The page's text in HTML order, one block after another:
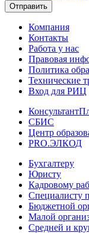
Отправить
Компания
Контакты
Работа у нас
Правовая
Политика
Технические
Вход для РИЦ
СБИС
Центр
PRO.ЭЛКОД
Бухгалтеру
Юристу
Кадровому
Специалисту
Бюджетной
Малой
Средней и